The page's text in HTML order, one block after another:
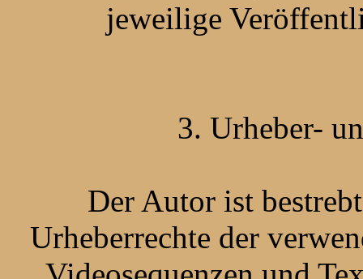
jeweilige
3. Urheber-
Der Autor ist
Urheberrechte der